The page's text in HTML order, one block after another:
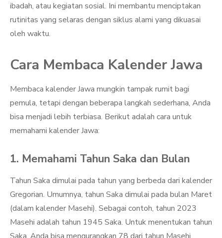
ibadah, atau kegiatan sosial. Ini membantu menciptakan
rutinitas yang selaras dengan siklus alami yang dikuasai
oleh waktu.
Cara Membaca Kalender Jawa
Membaca kalender Jawa mungkin tampak rumit bagi
pemula, tetapi dengan beberapa langkah sederhana, Anda
bisa menjadi lebih terbiasa. Berikut adalah cara untuk
memahami kalender Jawa:
1. Memahami Tahun Saka dan Bulan
Tahun Saka dimulai pada tahun yang berbeda dari kalender
Gregorian. Umumnya, tahun Saka dimulai pada bulan Maret
(dalam kalender Masehi). Sebagai contoh, tahun 2023
Masehi adalah tahun 1945 Saka. Untuk menentukan tahun